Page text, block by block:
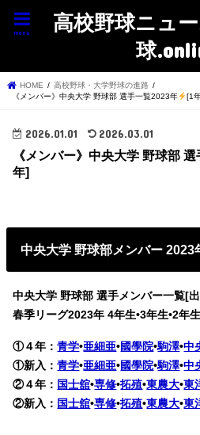
高校野球ニュ
球
menu
HOME
高校野球・大学野球の進路
《メンバー》中央大学 野球部 選手一覧2023年
[1
2026.01.01 2026.03.01
《メンバー》中央大学 野球部
年]
中央大学 野球部メンバー 2023
中央大学 野球部 選手メンバー一覧[
春季リーグ2023年4年生•3年生•2年
①４年：青学•亜細亜•國學院•駒澤•中
①新入：青学•亜細亜•國學院•駒澤•中
②４年： 国士舘•専修•拓殖•東農大•東
②新入： 国士舘•専修•拓殖•東農大•東